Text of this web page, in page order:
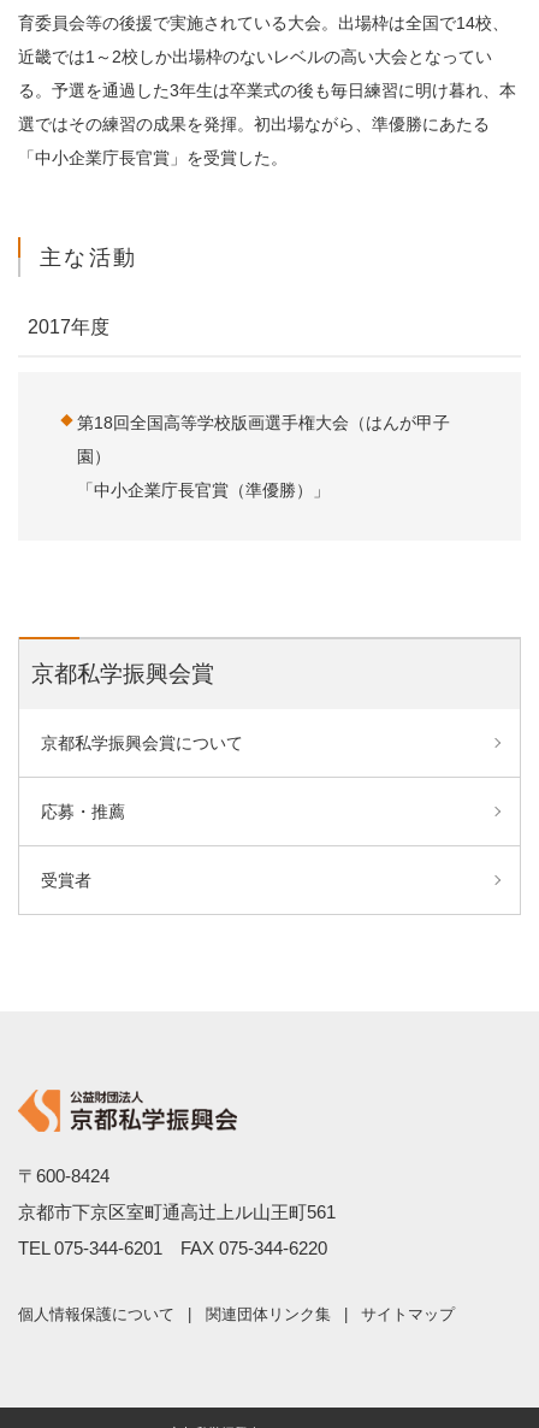
育委員会等の後援で実施されている大会。出場枠は全国で14校、
近畿では1～2校しか出場枠のないレベルの高い大会となってい
る。予選を通過した3年生は卒業式の後も毎日練習に明け暮れ、本
選ではその練習の成果を発揮。初出場ながら、準優勝にあたる
「中小企業庁長官賞」を受賞した。
主な活動
2017年度
第18回全国高等学校版画選手権大会（はんが甲子
園）
「中小企業庁長官賞（準優勝）」
京都私学振興会賞
京都私学振興会賞について
応募・推薦
受賞者
〒600-8424
京都市下京区室町通高辻上ル山王町561
TEL 075-344-6201 FAX 075-344-6220
個人情報保護について 関連団体リンク集 サイトマップ